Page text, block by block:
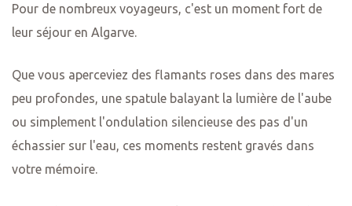
Pour de nombreux voyageurs, c'est un moment fort de
leur séjour en Algarve.
Que vous aperceviez des flamants roses dans des mares
peu profondes, une spatule balayant la lumière de l'aube
ou simplement l'ondulation silencieuse des pas d'un
échassier sur l'eau, ces moments restent gravés dans
votre mémoire.